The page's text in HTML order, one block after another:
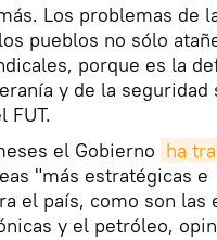
Los problemas de
pueblos no sólo
porque es la
y de la seguridad
FUT.
el Gobierno ha
"más estratégicas e
el país, como son las
y el petróleo,